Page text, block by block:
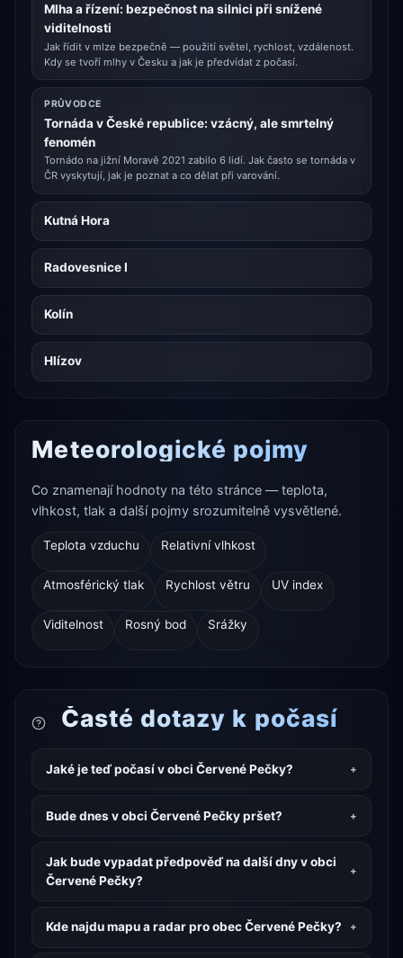
Mlha a řízení: bezpečnost na silnici při snížené
viditelnosti
Jak řídit v mlze bezpečně — použití světel, rychlost, vzdálenost.
Kdy se tvoří mlhy v Česku a jak je předvídat z počasí.
PRŮVODCE
Tornáda v České republice: vzácný, ale smrtelný
fenomén
Tornádo na jižní Moravě 2021 zabilo 6 lidí. Jak často se tornáda v
ČR vyskytují, jak je poznat a co dělat při varování.
Kutná Hora
Radovesnice I
Kolín
Hlízov
Meteorologické pojmy
Co znamenají hodnoty na této stránce — teplota,
vlhkost, tlak a další pojmy srozumitelně vysvětlené.
Teplota vzduchu Relativní vlhkost
Atmosférický tlak Rychlost větru UV index
Viditelnost Rosný bod Srážky
Časté dotazy k počasí
Jaké je teď počasí v obci Červené Pečky?
Bude dnes v obci Červené Pečky pršet?
Jak bude vypadat předpověď na další dny v obci
Červené Pečky?
Kde najdu mapu a radar pro obec Červené Pečky?